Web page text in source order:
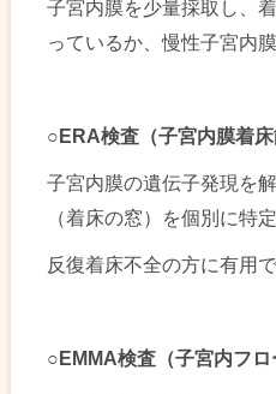
子宮内膜を少量採取し、
っているか、慢性子宮内
○ERA検査（子宮内膜着床
子宮内膜の遺伝子発現を
（着床の窓）を個別に特
反復着床不全の方に有用で
○EMMA検査（子宮内フロ